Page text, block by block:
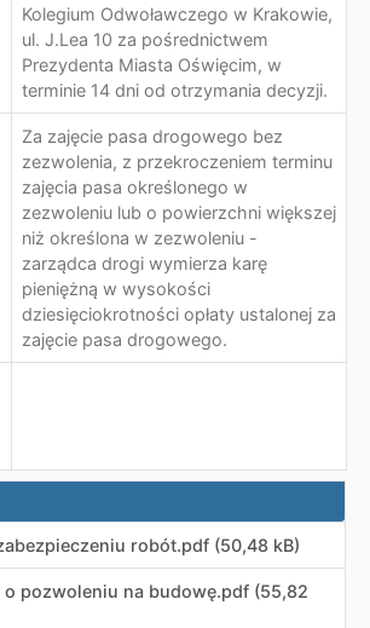
Kolegium Odwoławczego w Krakowie,
ul. J.Lea 10 za pośrednictwem
Prezydenta Miasta Oświęcim, w
terminie 14 dni od otrzymania decyzji.
Za zajęcie pasa drogowego bez
zezwolenia, z przekroczeniem terminu
zajęcia pasa określonego w
zezwoleniu lub o powierzchni większej
niż określona w zezwoleniu -
zarządca drogi wymierza karę
pieniężną w wysokości
dziesięciokrotności opłaty ustalonej za
zajęcie pasa drogowego.
robót.pdf (50,48 kB)
pozwoleniu na budowę.pdf (55,82